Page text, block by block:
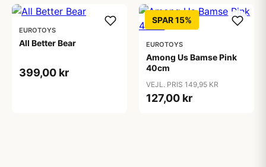
EUROTOYS
All Better Bear
399,00 kr
SPAR 15%
EUROTOYS
Among Us Bamse Pink
40cm
VEJL. PRIS 149,95 KR
127,00 kr